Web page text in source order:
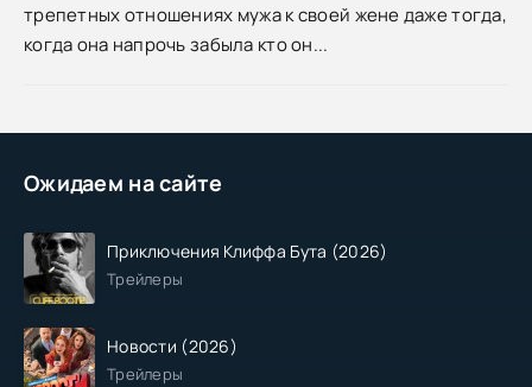
Ожидаем на сайте
Приключения Клиффа Бута (2026)
Трейлеры
Новости (2026)
Трейлеры
трепетных отношениях мужа к своей жене даже тогда,
когда она напрочь забыла кто он...